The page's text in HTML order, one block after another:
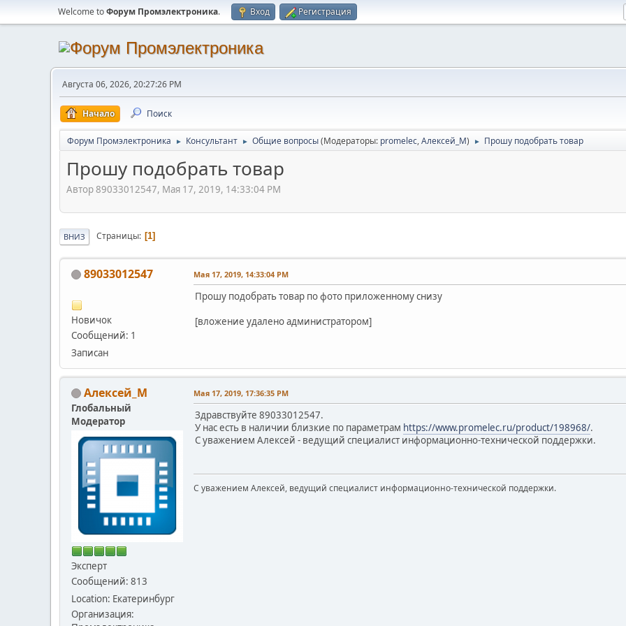
Welcome toФорум Промэлектроника. Вход Регистрация
Августа 06, 2026, 20:27:26 PM
Начало Поиск
Форум Промэлектроника ► Консультант ► Общие вопросы(Модераторы: promelec,Алексей_М) ► Прошу подобрать товар
Прошу подобрать товар
Автор 89033012547, Мая 17, 2019, 14:33:04 PM
ВНИЗ Страницы 1
89033012547
Новичок
Сообщений: 1
Записан
Мая 17, 2019, 14:33:04 PM
Прошу подобрать товар по фото приложенному снизу
[вложение удалено администратором]
Алексей_М
Глобальный
Модератор
Эксперт
Сообщений: 813
Location: Екатеринбург
Организация:
Мая 17, 2019, 17:36:35 PM
Здравствуйте 89033012547.
У нас есть в наличии близкие по параметрам https://www.promelec.ru/product/198968/.
С уважением Алексей - ведущий специалист информационно-технической поддержки.
С уважением Алексей, ведущий специалист информационно-технической поддержки.